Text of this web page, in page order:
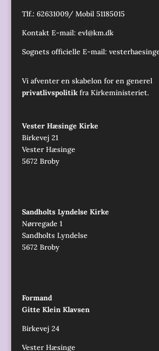
Tlf.: 62631009/ Mobil 51185015
Kontakt E-mail: evl@km.dk
Sognets officielle E-mail:
Vi afventer en skabelon for en generel
privatlivspolitikfra Kirkeministeriet.
Vester Hæsinge Kirke
Birkevej 21
Vester Hæsinge
5672 Broby
Sandholts Lyndelse Kirke
Nørregade 1
Sandholts Lyndelse
5672 Broby
Formand
Gitte Klein Klavsen
Birkevej 24
Vester Hæsinge